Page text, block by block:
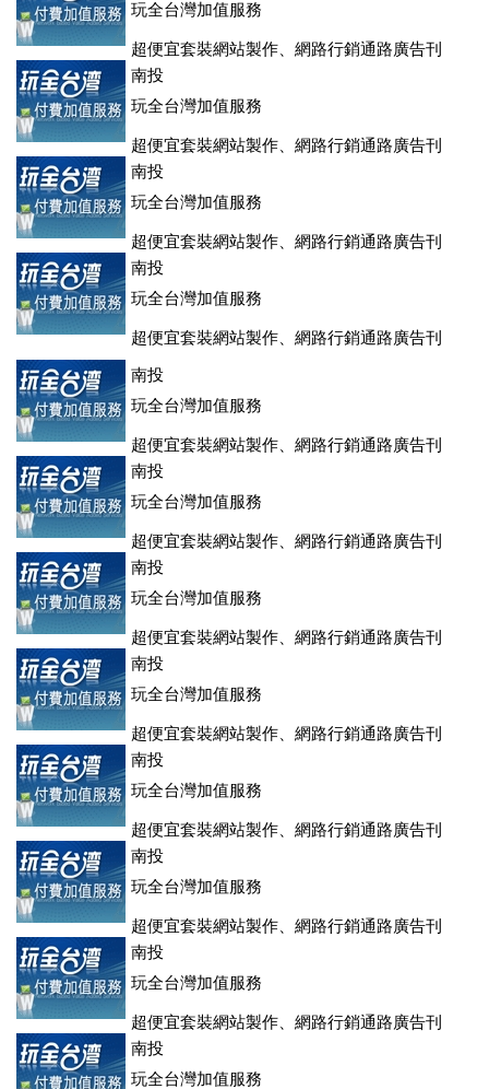
玩全台灣加值服務
超便宜套裝網站製作、網路行銷通路廣告刊
登、訂房系統、客房委託旅行社銷售，全面優惠中....
南投
玩全台灣加值服務
超便宜套裝網站製作、網路行銷通路廣告刊
登、訂房系統、客房委託旅行社銷售，全面優惠中....
南投
玩全台灣加值服務
超便宜套裝網站製作、網路行銷通路廣告刊
登、訂房系統、客房委託旅行社銷售，全面優惠中....
南投
玩全台灣加值服務
超便宜套裝網站製作、網路行銷通路廣告刊
登、訂房系統、客房委託旅行社銷售，全面優惠中....
南投
玩全台灣加值服務
超便宜套裝網站製作、網路行銷通路廣告刊
登、訂房系統、客房委託旅行社銷售，全面優惠中....
南投
玩全台灣加值服務
超便宜套裝網站製作、網路行銷通路廣告刊
登、訂房系統、客房委託旅行社銷售，全面優惠中....
南投
玩全台灣加值服務
超便宜套裝網站製作、網路行銷通路廣告刊
登、訂房系統、客房委託旅行社銷售，全面優惠中....
南投
玩全台灣加值服務
超便宜套裝網站製作、網路行銷通路廣告刊
登、訂房系統、客房委託旅行社銷售，全面優惠中....
南投
玩全台灣加值服務
超便宜套裝網站製作、網路行銷通路廣告刊
登、訂房系統、客房委託旅行社銷售，全面優惠中....
南投
玩全台灣加值服務
超便宜套裝網站製作、網路行銷通路廣告刊
登、訂房系統、客房委託旅行社銷售，全面優惠中....
南投
玩全台灣加值服務
超便宜套裝網站製作、網路行銷通路廣告刊
登、訂房系統、客房委託旅行社銷售，全面優惠中....
南投
玩全台灣加值服務